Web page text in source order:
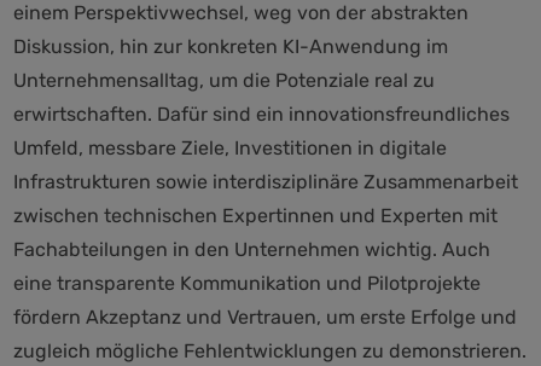
einem Perspektivwechsel, weg von der abstrakten
Diskussion, hin zur konkreten KI-Anwendung im
Unternehmensalltag, um die Potenziale real zu
erwirtschaften. Dafür sind ein innovationsfreundliches
Umfeld, messbare Ziele, Investitionen in digitale
Infrastrukturen sowie interdisziplinäre Zusammenarbeit
zwischen technischen Expertinnen und Experten mit
Fachabteilungen in den Unternehmen wichtig. Auch
eine transparente Kommunikation und Pilotprojekte
fördern Akzeptanz und Vertrauen, um erste Erfolge und
zugleich mögliche Fehlentwicklungen zu demonstrieren.